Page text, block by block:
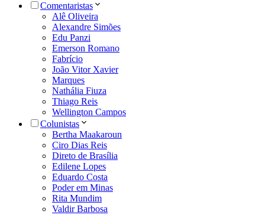
Comentaristas
Alê Oliveira
Alexandre Simões
Edu Panzi
Emerson Romano
Fabrício
João Vitor Xavier
Marques
Nathália Fiuza
Thiago Reis
Wellington Campos
Colunistas
Bertha Maakaroun
Ciro Dias Reis
Direto de Brasília
Edilene Lopes
Eduardo Costa
Poder em Minas
Rita Mundim
Valdir Barbosa